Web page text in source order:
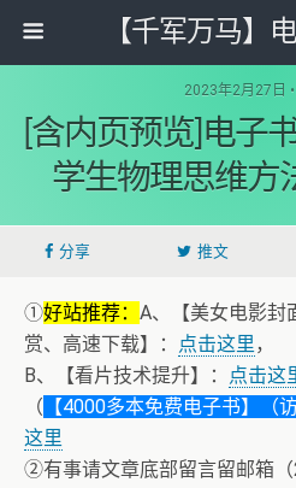
【千军万马】
2023年2月27日
[含内页预览]电子
学生物理思维方
分享 推文
①好站推荐： A、【美女电影封
赏、高速下载】：
点击这里，
B、【看片技术提升】：
点击这
（ 【4000多本免费电子书】（
这里
②有事请文章底部留言留邮箱